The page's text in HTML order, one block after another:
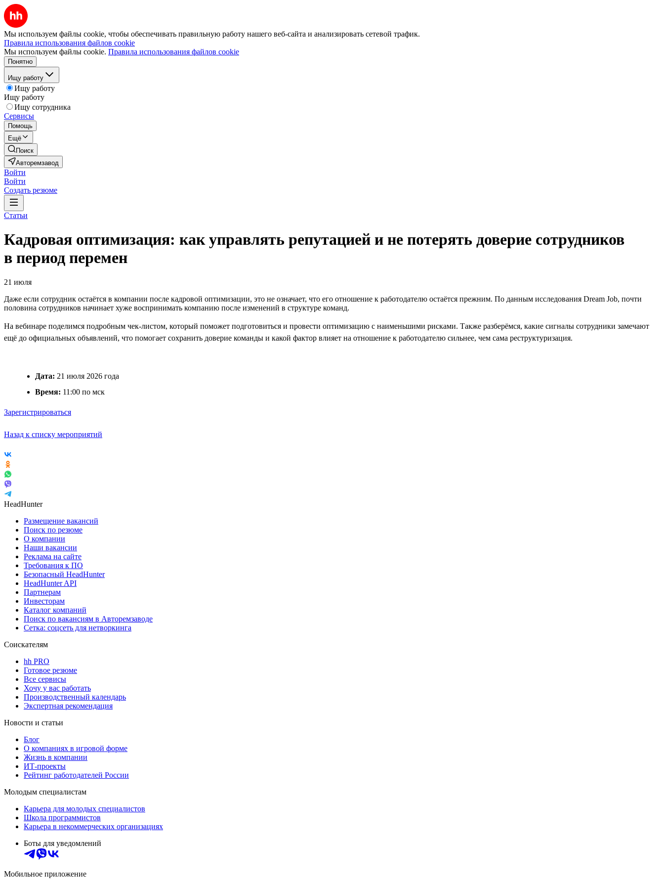
Мы используем файлы cookie, чтобы обеспечивать правильную работу нашего веб-сайта и анализировать сетевой трафик.
Правила использования файлов cookie
Мы используем файлы cookie. Правила использования файлов cookie
Понятно
Ищу работу
Ищу работу
Ищу работу
Ищу сотрудника
Сервисы
Помощь
Ещё
Поиск
Авторемзавод
Войти
Войти
Создать резюме
Статьи
Кадровая оптимизация: как управлять репутацией и не потерять доверие сотрудников
в период перемен
21 июля
Даже если сотрудник остаётся в компании после кадровой оптимизации, это не означает, что его отношение к работодателю остаётся прежним. По данным исследования Dream Job, почти
половина сотрудников начинает хуже воспринимать компанию после изменений в структуре команд.
На вебинаре поделимся подробным чек-листом, который поможет подготовиться и провести оптимизацию с наименьшими рисками. Также разберёмся, какие сигналы сотрудники замечают
ещё до официальных объявлений, что помогает сохранить доверие команды и какой фактор влияет на отношение к работодателю сильнее, чем сама реструктуризация.
Дата: 21 июля 2026 года
Время: 11:00 по мск
Зарегистрироваться
Назад к списку мероприятий
HeadHunter
Размещение вакансий
Поиск по резюме
О компании
Наши вакансии
Реклама на сайте
Требования к ПО
Безопасный HeadHunter
HeadHunter API
Партнерам
Инвесторам
Каталог компаний
Поиск по вакансиям в Авторемзаводе
Сетка: соцсеть для нетворкинга
Соискателям
hh PRO
Готовое резюме
Все сервисы
Хочу у вас работать
Производственный календарь
Экспертная рекомендация
Новости и статьи
Блог
О компаниях в игровой форме
Жизнь в компании
ИТ-проекты
Рейтинг работодателей России
Молодым специалистам
Карьера для молодых специалистов
Школа программистов
Карьера в некоммерческих организациях
Боты для уведомлений
Мобильное приложение